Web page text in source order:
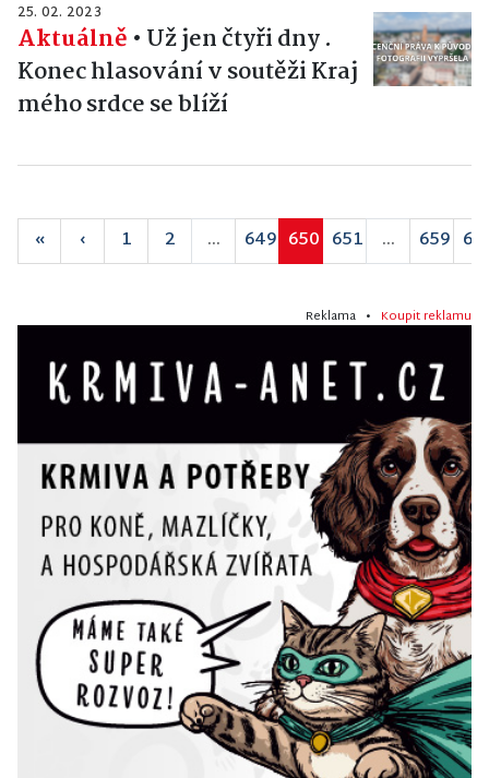
25. 02. 2023
Aktuálně • Už jen čtyři dny .
Konec hlasování v soutěži Kraj
mého srdce se blíží
« ‹ 1 2 ... 649 650 651 ... 659
Reklama • Koupit reklamu